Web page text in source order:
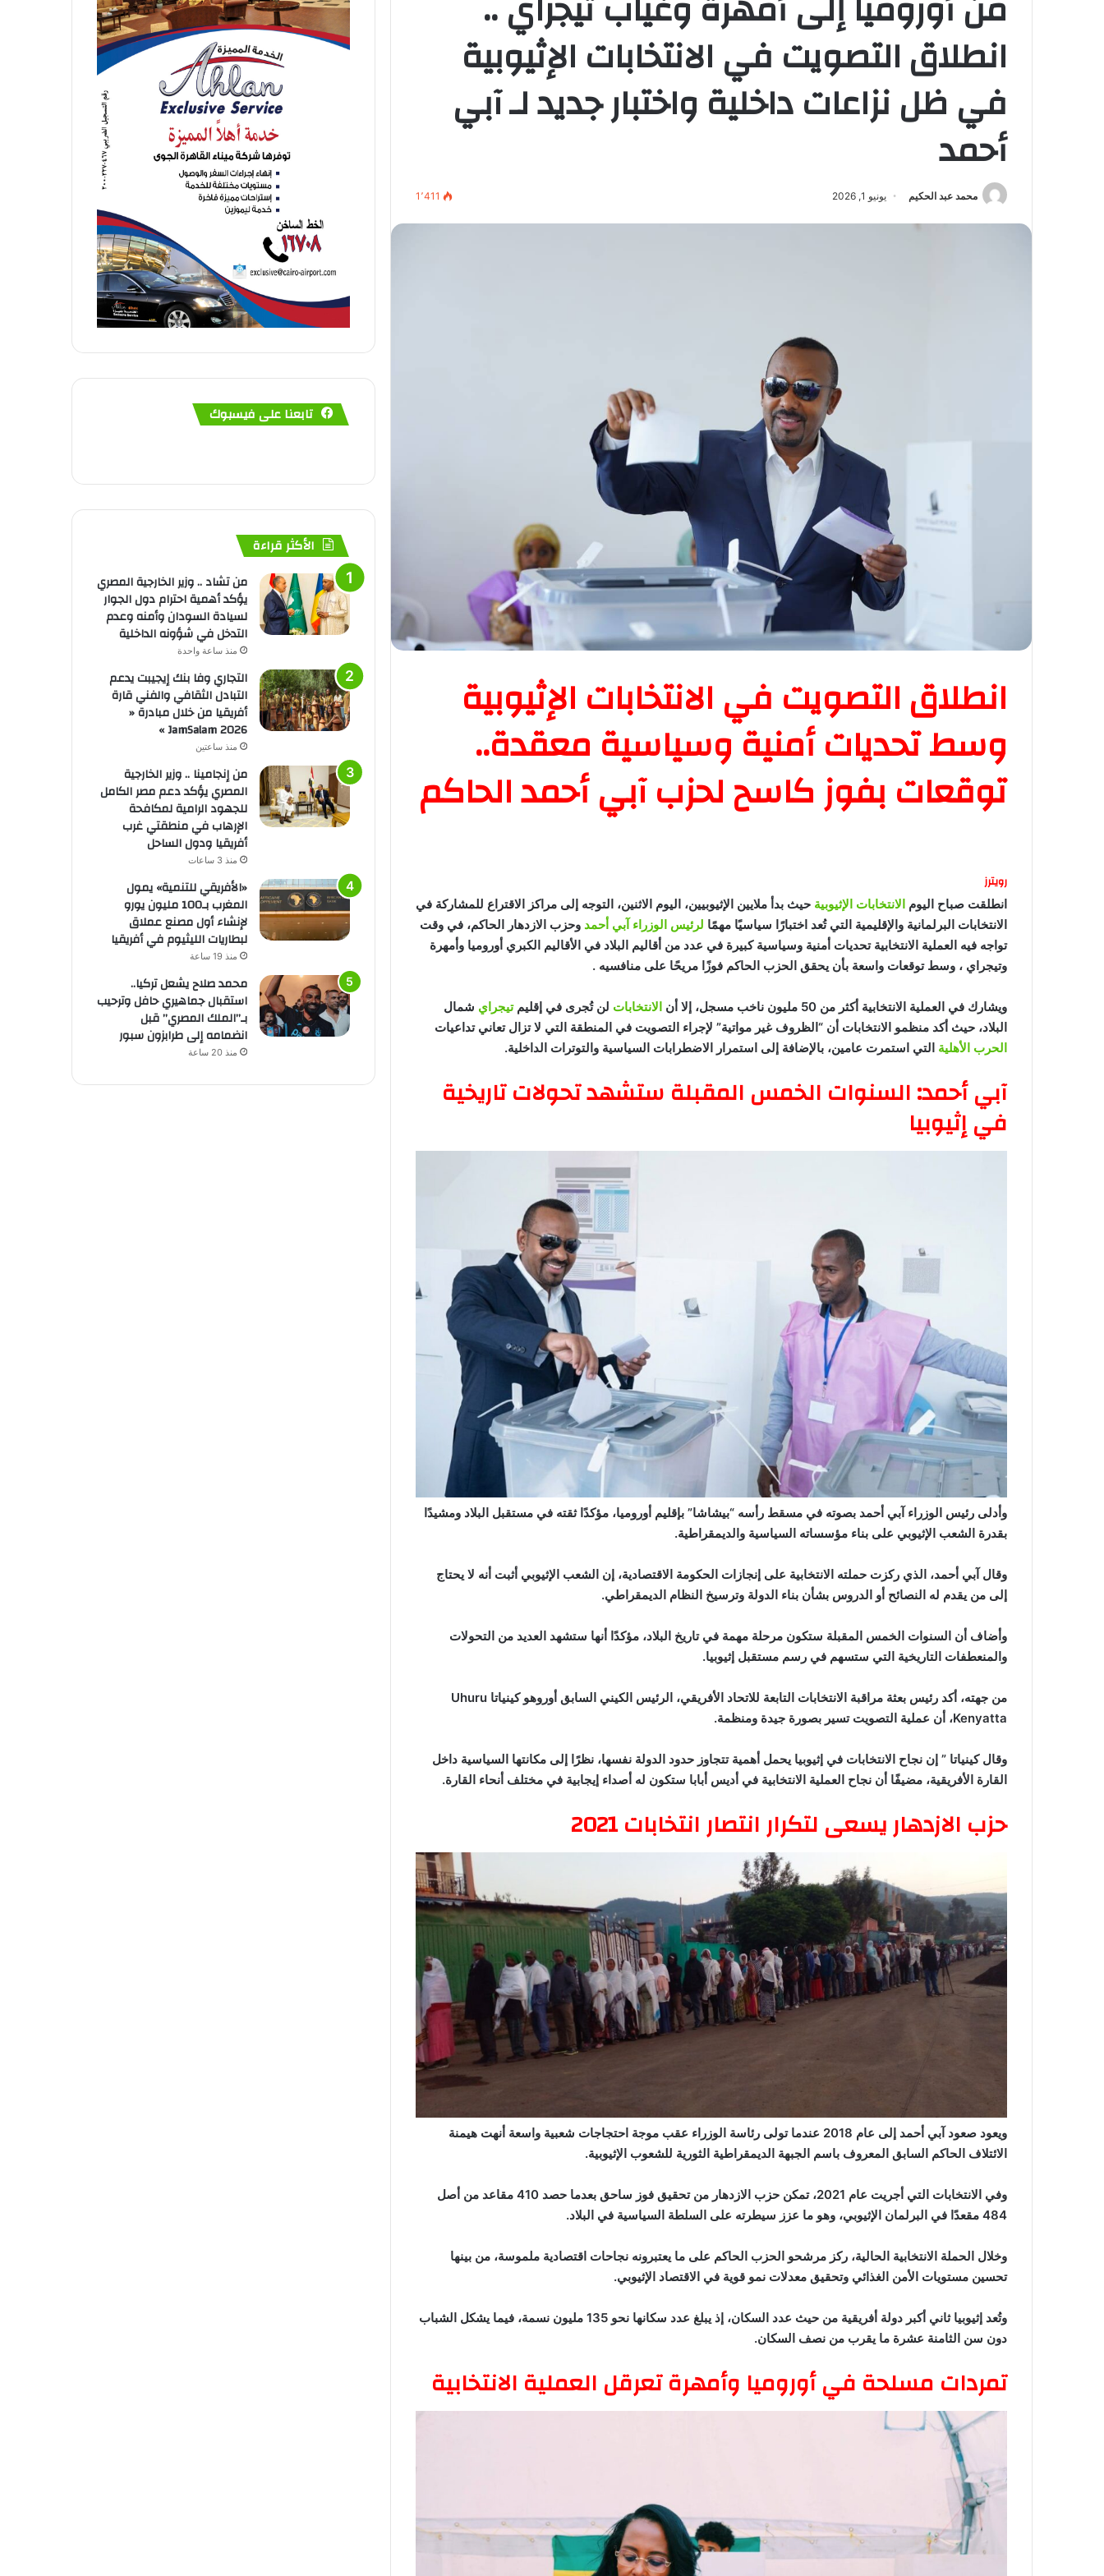
انطلاق التصويت في الانتخابات الإثيوبية
في ظل نزاعات داخلية واختبار جديد لـ آبي
أحمد
محمد عبد الحكيم يونيو 1, 2026 1٬411
انطلاق التصويت في الانتخابات الإثيوبية
وسط تحديات أمنية وسياسية معقدة..
توقعات بفوز كاسح لحزب آبي أحمد الحاكم
رويترز
انطلقت صباح اليوم الانتخابات الإثيوبية حيث بدأ ملايين الإثيوبيين، اليوم الاثنين، التوجه إلى مراكز الاقتراع للمشاركة في
الانتخابات البرلمانية والإقليمية التي تُعد اختبارًا سياسيًا مهمًا لرئيس الوزراء آبي أحمد وحزب الازدهار الحاكم، في وقت
تواجه فيه العملية الانتخابية تحديات أمنية وسياسية كبيرة في عدد من أقاليم البلاد في الأقاليم الكبري أوروميا وأمهرة
وتيجراي ، وسط توقعات واسعة بأن يحقق الحزب الحاكم فوزًا مريحًا على منافسيه .
ويشارك في العملية الانتخابية أكثر من 50 مليون ناخب مسجل، إلا أن الانتخابات لن تُجرى في إقليمتيجراي شمال
البلاد، حيث أكد منظمو الانتخابات أن “الظروف غير مواتية” لإجراء التصويت في المنطقة التي لا تزال تعاني تداعيات
الحرب الأهلية التي استمرت عامين، بالإضافة إلى استمرار الاضطرابات السياسية والتوترات الداخلية.
آبي أحمد: السنوات الخمس المقبلة ستشهد تحولات تاريخية
في إثيوبيا
وأدلى رئيس الوزراء آبي أحمد بصوته في مسقط رأسه “بيشاشا” بإقليم أوروميا، مؤكدًا ثقته في مستقبل البلاد ومشيدًا
بقدرة الشعب الإثيوبي على بناء مؤسساته السياسية والديمقراطية.
وقال آبي أحمد، الذي ركزت حملته الانتخابية على إنجازات الحكومة الاقتصادية، إن الشعب الإثيوبي أثبت أنه لا يحتاج
إلى من يقدم له النصائح أو الدروس بشأن بناء الدولة وترسيخ النظام الديمقراطي.
وأضاف أن السنوات الخمس المقبلة ستكون مرحلة مهمة في تاريخ البلاد، مؤكدًا أنها ستشهد العديد من التحولات
والمنعطفات التاريخية التي ستسهم في رسم مستقبل إثيوبيا.
من جهته، أكد رئيس بعثة مراقبة الانتخابات التابعة للاتحاد الأفريقي، الرئيس الكيني السابق أوروهو كينياتا Uhuru
Kenyatta، أن عملية التصويت تسير بصورة جيدة ومنظمة.
وقال كينياتا ” إن نجاح الانتخابات في إثيوبيا يحمل أهمية تتجاوز حدود الدولة نفسها، نظرًا إلى مكانتها السياسية داخل
القارة الأفريقية، مضيفًا أن نجاح العملية الانتخابية في أديس أبابا ستكون له أصداء إيجابية في مختلف أنحاء القارة.
حزب الازدهار يسعى لتكرار انتصار انتخابات 2021
ويعود صعود آبي أحمد إلى عام 2018 عندما تولى رئاسة الوزراء عقب موجة احتجاجات شعبية واسعة أنهت هيمنة
الائتلاف الحاكم السابق المعروف باسم الجبهة الديمقراطية الثورية للشعوب الإثيوبية.
وفي الانتخابات التي أجريت عام 2021، تمكن حزب الازدهار من تحقيق فوز ساحق بعدما حصد 410 مقاعد من أصل
484 مقعدًا في البرلمان الإثيوبي، وهو ما عزز سيطرته على السلطة السياسية في البلاد.
وخلال الحملة الانتخابية الحالية، ركز مرشحو الحزب الحاكم على ما يعتبرونه نجاحات اقتصادية ملموسة، من بينها
تحسين مستويات الأمن الغذائي وتحقيق معدلات نمو قوية في الاقتصاد الإثيوبي.
وتُعد إثيوبيا ثاني أكبر دولة أفريقية من حيث عدد السكان، إذ يبلغ عدد سكانها نحو 135 مليون نسمة، فيما يشكل الشباب
دون سن الثامنة عشرة ما يقرب من نصف السكان.
تمردات مسلحة في أوروميا وأمهرة تعرقل العملية الانتخابية
تابعنا على فيسبوك
الأكثر قراءة
من تشاد .. وزير الخارجية المصري
يؤكد أهمية احترام دول الجوار
لسيادة السودان وأمنه وعدم
التدخل في شؤونه الداخلية
منذ ساعة واحدة
التجاري وفا بنك إيجيبت يدعم
التبادل الثقافي والفني قارة
أفريقيا من خلال مبادرة «
JamSalam 2026 »
منذ ساعتين
من إنجامينا .. وزير الخارجية
المصري يؤكد دعم مصر الكامل
للجهود الرامية لمكافحة
الإرهاب في منطقتي غرب
أفريقيا ودول الساحل
منذ 3 ساعات
«الأفريقي للتنمية» يمول
المغرب بـ100 مليون يورو
لإنشاء أول مصنع عملاق
لبطاريات الليثيوم في أفريقيا
منذ 19 ساعة
محمد صلاح يشعل تركيا..
استقبال جماهيري حافل وترحيب
بـ”الملك المصري” قبل
انضمامه إلى طرابزون سبور
منذ 20 ساعة